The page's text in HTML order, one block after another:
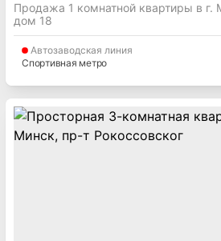
Продажа 1 комнатной квартиры в г.
дом 18
Автозаводская линия
Спортивная метро